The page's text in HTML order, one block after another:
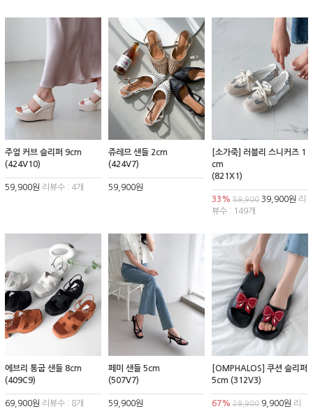
주얼 커브 슬리퍼 9cm
(424V10)
59,900원 리뷰수 : 4개
쥬레므 샌들 2cm
(424V7)
59,900원
[소가죽] 러블리 스니커즈 1
cm
(821X1)
33% 59,90039,900원 리
뷰수 : 149개
에브리 통굽 샌들 8cm
(409C9)
69,900원 리뷰수 : 8개
페미 샌들 5cm
(507V7)
59,900원
[OMPHALOS] 쿠션 슬리퍼
5cm (312V3)
67% 29,9009,900원 리